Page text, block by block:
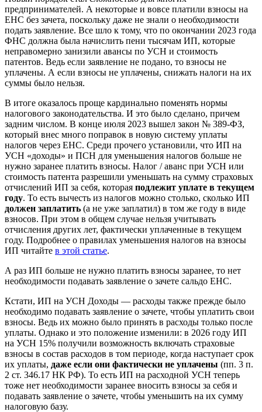
предпринимателей. А некоторые и вовсе платили взносы на
ЕНС без зачета, поскольку даже не знали о необходимости
подать заявление. Все шло к тому, что по окончании 2023 года
ФНС должна была начислить пени тысячам ИП, которые
неправомерно занизили авансы по УСН и стоимость
патентов. Ведь если заявление не подано, то взносы не
уплачены. А если взносы не уплачены, снижать налоги на их
суммы было нельзя.
В итоге оказалось проще кардинально поменять нормы
налогового законодательства. И это было сделано, причем
задним числом. В конце июля 2023 вышел закон № 389-ФЗ,
который внес много поправок в новую систему уплаты
налогов через ЕНС. Среди прочего установили, что ИП на
УСН «доходы» и ПСН для уменьшения налогов больше не
нужно заранее платить взносы. Налог / аванс при УСН или
стоимость патента разрешили уменьшать на сумму страховых
отчислений ИП за себя, которая подлежит уплате в текущем
году. То есть вычесть из налогов можно столько, сколько ИП
должен заплатить (а не уже заплатил) в том же году в виде
взносов. При этом в общем случае нельзя учитывать
отчисления других лет, фактически уплаченные в текущем
году. Подробнее о правилах уменьшения налогов на взносы
ИП читайте в этой статье.
А раз ИП больше не нужно платить взносы заранее, то нет
необходимости подавать заявление о зачете сальдо ЕНС.
Кстати, ИП на УСН Доходы — расходы также прежде было
необходимо подавать заявление о зачете, чтобы уплатить свои
взносы. Ведь их можно было принять в расходы только после
уплаты. Однако и это положение изменили: в 2026 году ИП
на УСН 15% получили возможность включать страховые
взносы в состав расходов в том периоде, когда наступает срок
их уплаты, даже если они фактически не уплачены (пп. 3 п.
2 ст. 346.17 НК РФ). То есть ИП на расходной УСН теперь
тоже нет необходимости заранее вносить взносы за себя и
подавать заявление о зачете, чтобы уменьшить на их сумму
налоговую базу.